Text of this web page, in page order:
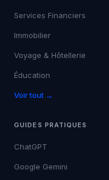
Services Financiers
Immobilier
Voyage & Hôtellerie
Éducation
Voir tout →
GUIDES PRATIQUES
ChatGPT
Google Gemini